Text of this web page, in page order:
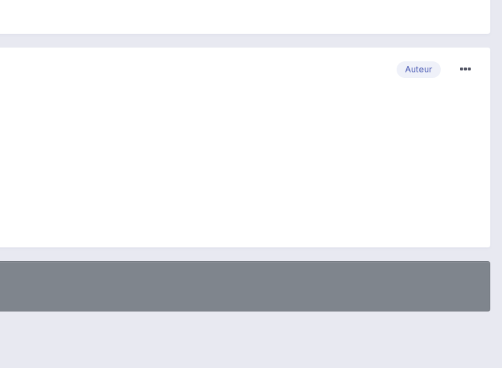
Auteur